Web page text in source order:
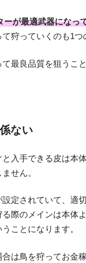
ーが最適武器になっ
狩っていくのも1つ
最良品質を狙うこ
ない
入手できる皮は本
せん。
定されていて、適
際のメインは本体
ことになります。
は鳥を狩ってお金